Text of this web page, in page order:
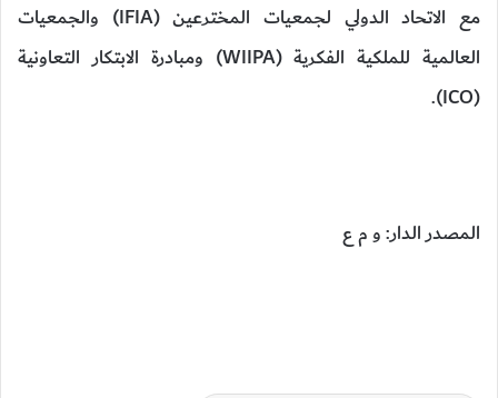
مع الاتحاد الدولي لجمعيات المخترعين (IFIA) والجمعيات
العالمية للملكية الفكرية (WIIPA) ومبادرة الابتكار التعاونية
(ICO).
المصدر الدار: و م ع